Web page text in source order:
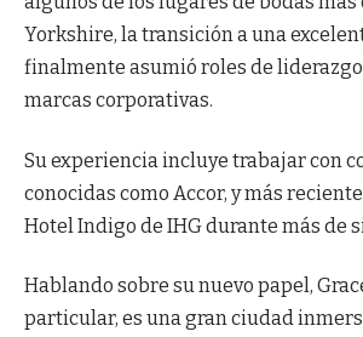
Yorkshire, la transición a una
finalmente asumió roles de
marcas corporativas.
Su experiencia incluye trabajar con
conocidas como Accor, y más
Hotel Indigo de IHG durante más de
Hablando sobre su nuevo papel,
particular, es una gran ciudad